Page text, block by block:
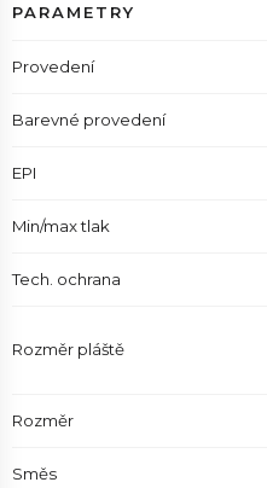
PARAMETRY
Provedení
Barevné provedení
EPI
Min/max tlak
Tech. ochrana
Rozměr pláště
Rozměr
Směs